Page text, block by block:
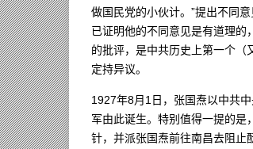
做国民党的小伙计。”提出不同
已证明他的不同意见是有道理的
的批评，是中共历史上第一个（
定持异议。
1927年8月1日，张国焘以中共
军由此诞生。特别值得一提的是
针，并派张国焘前往南昌去阻止